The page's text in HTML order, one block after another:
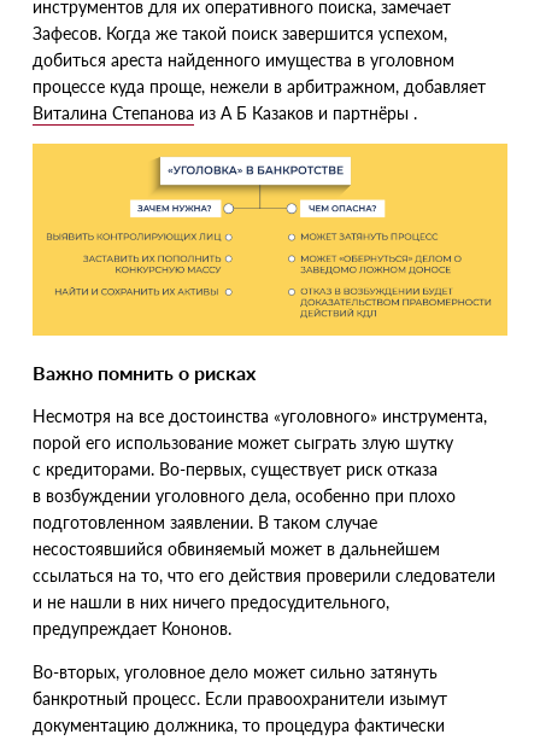
инструментов для их оперативного поиска, замечает
Зафесов. Когда же такой поиск завершится успехом,
добиться ареста найденного имущества в уголовном
процессе куда проще, нежели в арбитражном, добавляет
Виталина Степанова из А Б Казакови партнёры .
Важно помнить о рисках
Несмотря на все достоинства «уголовного» инструмента,
порой его использование может сыграть злую шутку
с кредиторами. Во-первых, существует риск отказа
в возбуждении уголовного дела, особенно при плохо
подготовленном заявлении. В таком случае
несостоявшийся обвиняемый может в дальнейшем
ссылаться на то, что его действия проверили следователи
и не нашли в них ничего предосудительного,
предупреждает Кононов.
Во-вторых, уголовное дело может сильно затянуть
банкротный процесс. Если правоохранители изымут
документацию должника, то процедура фактически